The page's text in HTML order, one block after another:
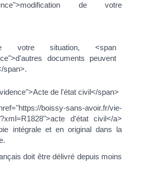
de votre
votre situation, <span
documents peuvent
span>.
de l'état civil</span>
boissy-sans-avoir.fr/vie-
d'état civil</a>
intégrale et en original dans la
doit être délivré depuis moins